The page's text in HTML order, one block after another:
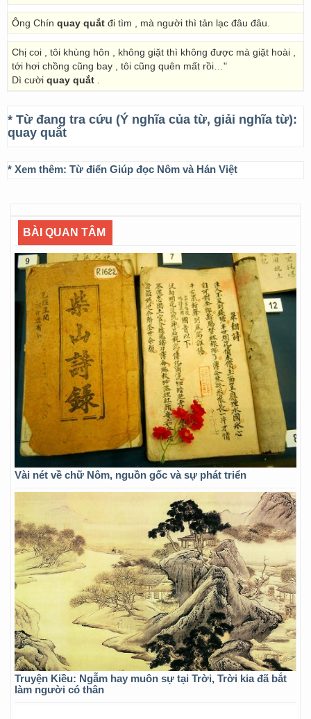
Ông Chín quay quắt đi tìm , mà người thì tản lạc đâu đâu.
Chị coi , tôi khùng hôn , không giặt thì không được mà giặt hoài ,
tới hơi chồng cũng bay , tôi cũng quên mất rồi…"
Dì cười quay quắt
* Từ đang tra cứu (Ý nghĩa của từ, giải nghĩa từ):
quay quắt
* Xem thêm: Từ điển Giúp đọc Nôm và Hán Việt
BÀI QUAN TÂM
Vài nét về chữ Nôm, nguồn gốc và sự phát triển
Truyện Kiều: Ngẫm hay muôn sự tại Trời, Trời kia đã bắt
làm người có thân